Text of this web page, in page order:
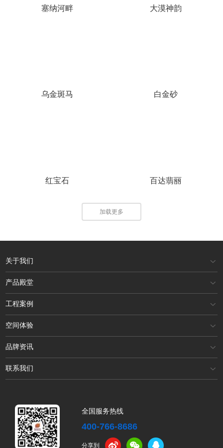
塞纳河畔 大漠神韵
乌金斑马 白金砂
红宝石 百达翡丽
加载更多
关于我们
产品殿堂
工程案例
空间体验
品牌资讯
联系我们
全国服务热线
400-766-8686
分享到